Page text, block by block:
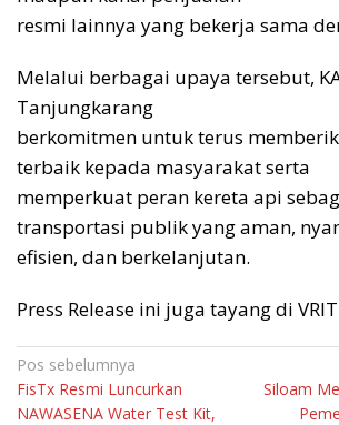
resmi lainnya yang bekerja sama
Melalui berbagai upaya tersebut,
Tanjungkarang
berkomitmen untuk terus
terbaik kepada masyarakat serta
memperkuat peran kereta api
transportasi publik yang aman,
efisien, dan berkelanjutan.
Press Release ini juga tayang di
Navigasi
pos
Pos sebelumnya
FisTx Resmi Luncurkan
NAWASENA Water Test Kit,
Siloam